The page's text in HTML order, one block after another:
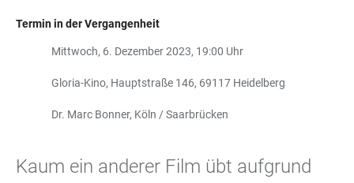
Termin in der Vergangenheit
Mittwoch, 6. Dezember 2023, 19:00 Uhr
Gloria-Kino, Hauptstraße 146, 69117 Heidelberg
Dr. Marc Bonner, Köln / Saarbrücken
Kaum ein anderer Film übt aufgrund